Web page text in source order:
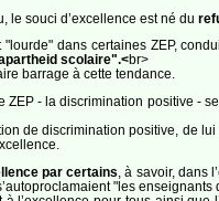
le souci d’excellence est né du
"lourde" dans certaines ZEP,
scolaire".<br>
barrage à cette tendance.
ZEP - la discrimination positive -
de discrimination positive, de
par certains , à savoir, dans
"les enseignants